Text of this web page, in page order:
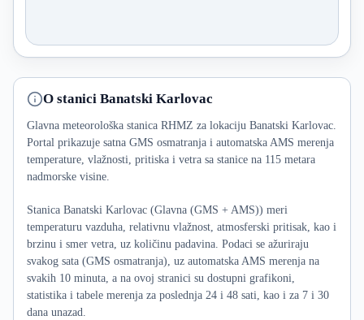
O stanici Banatski Karlovac
Glavna meteorološka stanica RHMZ za lokaciju Banatski Karlovac.
Portal prikazuje satna GMS osmatranja i automatska AMS merenja
temperature, vlažnosti, pritiska i vetra sa stanice na 115 metara
nadmorske visine.
Stanica Banatski Karlovac (Glavna (GMS + AMS)) meri
temperaturu vazduha, relativnu vlažnost, atmosferski pritisak, kao i
brzinu i smer vetra, uz količinu padavina. Podaci se ažuriraju
svakog sata (GMS osmatranja), uz automatska AMS merenja na
svakih 10 minuta, a na ovoj stranici su dostupni grafikoni,
statistika i tabele merenja za poslednja 24 i 48 sati, kao i za 7 i 30
dana unazad.